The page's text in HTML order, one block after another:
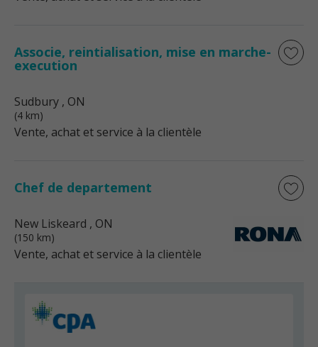
Associe, reintialisation, mise en marche-
execution
Sudbury , ON
(4 km)
Vente, achat et service à la clientèle
Chef de departement
New Liskeard , ON
(150 km)
Vente, achat et service à la clientèle